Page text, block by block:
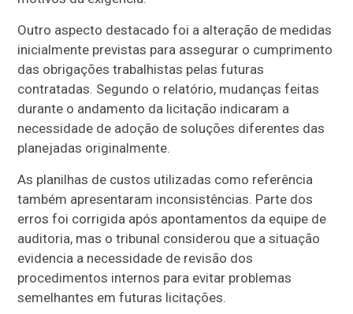
Outro aspecto destacado foi a alteração de medidas
inicialmente previstas para assegurar o cumprimento
das obrigações trabalhistas pelas futuras
contratadas. Segundo o relatório, mudanças feitas
durante o andamento da licitação indicaram a
necessidade de adoção de soluções diferentes das
planejadas originalmente.
As planilhas de custos utilizadas como referência
também apresentaram inconsistências. Parte dos
erros foi corrigida após apontamentos da equipe de
auditoria, mas o tribunal considerou que a situação
evidencia a necessidade de revisão dos
procedimentos internos para evitar problemas
semelhantes em futuras licitações.